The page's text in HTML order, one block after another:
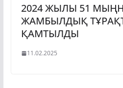
2024 ЖЫЛЫ 51
ЖАМБЫЛДЫҚ
ҚАМТЫЛДЫ
11.02.2025